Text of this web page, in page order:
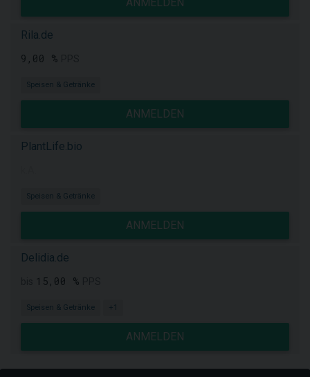
Rila.de
9,00 %
Speisen & Getränke
ANMELDEN
PlantLife.bio
Speisen & Getränke
ANMELDEN
Delidia.de
15,00 %
Speisen & Getränke +1
ANMELDEN